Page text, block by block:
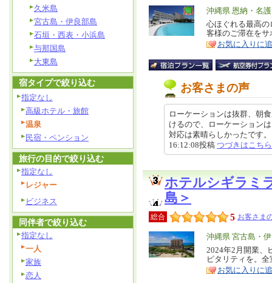
エ
リ
ア
沖縄県 恩納・名
特
徴
心ほぐれる最高
客様のご滞在をサ
お気に入りに
お客さまの声
ローケーションは抜群、朝
けるので、ローケーション
対応は素晴らしかったです
16:12:08投稿 つづきはこちら
ホテルシギラミ
島＞
総合 5 お客さま
エ
リ
ア
沖縄県 宮古島・
特
徴
2024年2月開業、
ピタリティを。
お気に入りに
久米島
宮古島・伊良部島
石垣・西表・小浜島
与那国島
大東島
宿タイプで絞り込む
指定なし
高級ホテル・旅館
温泉
民宿・ペンション
旅行の目的で絞り込む
指定なし
レジャー
ビジネス
同伴者で絞り込む
指定なし
一人
家族
恋人